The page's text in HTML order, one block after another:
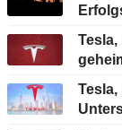
Tesla,
Tesla, Inc.: im